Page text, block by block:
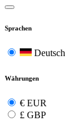
Sprachen
Deutsch
Währungen
€ EUR
£ GBP